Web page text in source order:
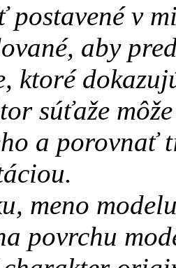
postavené v
aby
ktoré
súťaže
a porovnať
meno
povrchu